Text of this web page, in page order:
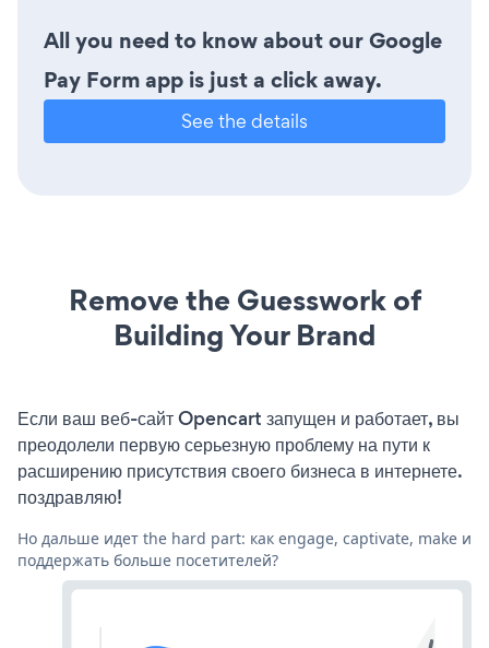
All you need to know about our Google
Pay Form app is just a click away.
See the details
Remove the Guesswork of
Building Your Brand
Если ваш веб-сайт Opencart запущен и работает, вы
преодолели первую серьезную проблему на пути к
расширению присутствия своего бизнеса в интернете.
поздравляю!
Но дальше идет the hard part: как engage, captivate, make и
поддержать больше посетителей?